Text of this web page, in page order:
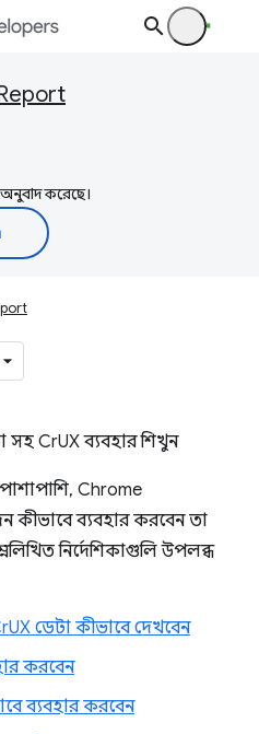
অনুবাদ করেছে।
সহ CrUX ব্যবহার শিখুন
পাশাপাশি, Chrome
কীভাবে ব্যবহার করবেন তা
নির্দেশিকাগুলি উপলব্ধ
ডেটা কীভাবে দেখবেন
করবেন
ব্যবহার করবেন